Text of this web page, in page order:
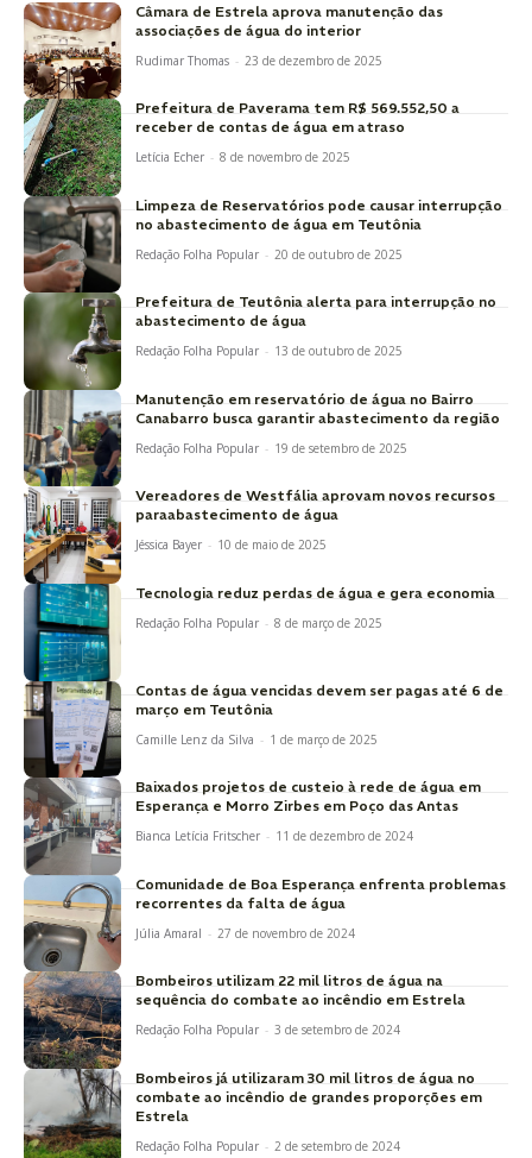
Câmara de Estrela aprova manutenção das
associações de água do interior
Rudimar Thomas - 23 de dezembro de 2025
Prefeitura de Paverama tem R$ 569.552,50 a
receber de contas de água em atraso
Letícia Echer - 8 de novembro de 2025
Limpeza de Reservatórios pode causar interrupção
no abastecimento de água em Teutônia
Redação Folha Popular - 20 de outubro de 2025
Prefeitura de Teutônia alerta para interrupção no
abastecimento de água
Redação Folha Popular - 13 de outubro de 2025
Manutenção em reservatório de água no Bairro
Canabarro busca garantir abastecimento da região
Redação Folha Popular - 19 de setembro de 2025
Vereadores de Westfália aprovam novos recursos
paraabastecimento de água
Jéssica Bayer - 10 de maio de 2025
Tecnologia reduz perdas de água e gera economia
Redação Folha Popular - 8 de março de 2025
Contas de água vencidas devem ser pagas até 6 de
março em Teutônia
Camille Lenz da Silva - 1 de março de 2025
Baixados projetos de custeio à rede de água em
Esperança e Morro Zirbes em Poço das Antas
Bianca Letícia Fritscher - 11 de dezembro de 2024
Comunidade de Boa Esperança enfrenta problemas
recorrentes da falta de água
Júlia Amaral - 27 de novembro de 2024
Bombeiros utilizam 22 mil litros de água na
sequência do combate ao incêndio em Estrela
Redação Folha Popular - 3 de setembro de 2024
Bombeiros já utilizaram 30 mil litros de água no
combate ao incêndio de grandes proporções em
Estrela
Redação Folha Popular - 2 de setembro de 2024